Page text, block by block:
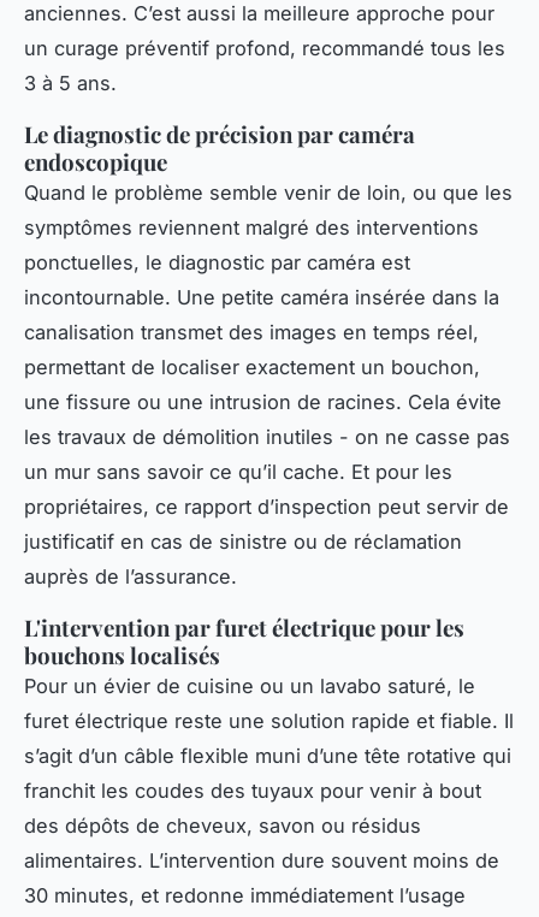
anciennes. C’est aussi la meilleure approche pour
un curage préventif profond, recommandé tous les
3 à 5 ans.
Le diagnostic de précision par caméra
endoscopique
Quand le problème semble venir de loin, ou que les
symptômes reviennent malgré des interventions
ponctuelles, le diagnostic par caméra est
incontournable. Une petite caméra insérée dans la
canalisation transmet des images en temps réel,
permettant de localiser exactement un bouchon,
une fissure ou une intrusion de racines. Cela évite
les travaux de démolition inutiles - on ne casse pas
un mur sans savoir ce qu’il cache. Et pour les
propriétaires, ce rapport d’inspection peut servir de
justificatif en cas de sinistre ou de réclamation
auprès de l’assurance.
L'intervention par furet électrique pour les
bouchons localisés
Pour un évier de cuisine ou un lavabo saturé, le
furet électrique reste une solution rapide et fiable. Il
s’agit d’un câble flexible muni d’une tête rotative qui
franchit les coudes des tuyaux pour venir à bout
des dépôts de cheveux, savon ou résidus
alimentaires. L’intervention dure souvent moins de
30 minutes, et redonne immédiatement l’usage